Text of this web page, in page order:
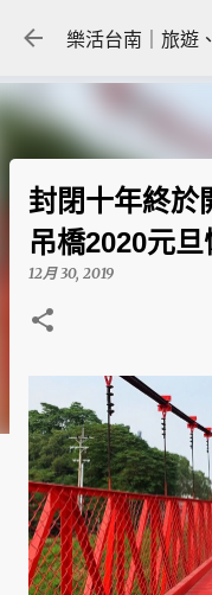
封閉十年終於
吊橋2020元
12月 30, 2019